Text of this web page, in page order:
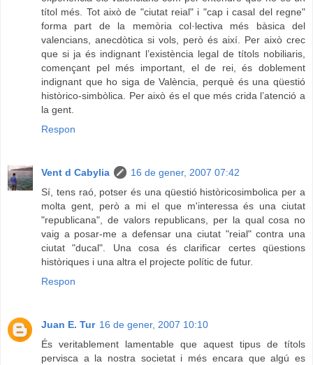
títol més. Tot això de "ciutat reial" i "cap i casal del regne"
forma part de la memòria col·lectiva més bàsica del
valencians, anecdòtica si vols, però és així. Per això crec
que si ja és indignant l’existència legal de títols nobiliaris,
començant pel més important, el de rei, és doblement
indignant que ho siga de València, perquè és una qüestió
històrico-simbòlica. Per això és el que més crida l’atenció a
la gent.
Respon
Vent d Cabylia
16 de gener, 2007 07:42
Sí, tens raó, potser és una qüestió històricosimbolica per a
molta gent, però a mi el que m'interessa és una ciutat
"republicana", de valors republicans, per la qual cosa no
vaig a posar-me a defensar una ciutat "reial" contra una
ciutat "ducal". Una cosa és clarificar certes qüestions
històriques i una altra el projecte polític de futur.
Respon
Juan E. Tur 16 de gener, 2007 10:10
És veritablement lamentable que aquest tipus de títols
pervisca a la nostra societat i més encara que algú es